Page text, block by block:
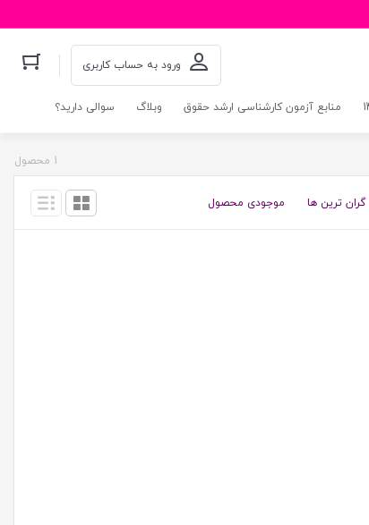
ورود به حساب کاربری
منابع آزمون کارشناسی ارشد حقوق وبلاگ سوالی دارید؟
1 محصول
گران ترین ها موجودی محصول